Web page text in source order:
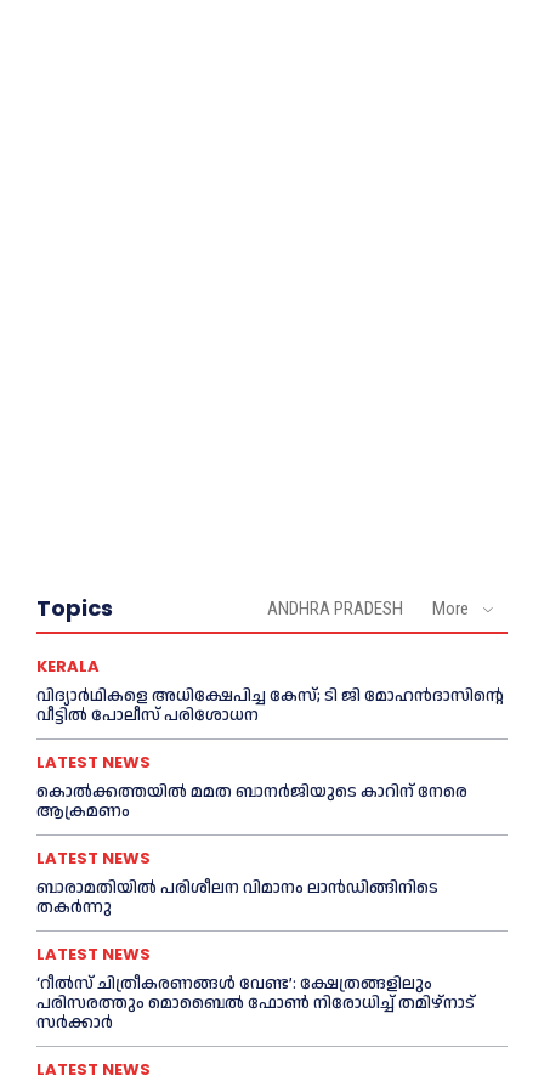
Topics ANDHRA PRADESH More
KERALA
വിദ്യാര്‍ഥികളെ അധിക്ഷേപിച്ച കേസ്; ടി ജി മോഹന്‍ദാസിന്റെ
വീട്ടില്‍ പോലീസ് പരിശോധന
LATEST NEWS
കൊല്‍ക്കത്തയില്‍ മമത ബാനര്‍ജിയുടെ കാറിന് നേരെ
ആക്രമണം
LATEST NEWS
ബാരാമതിയില്‍ പരിശീലന വിമാനം ലാന്‍ഡിങ്ങിനിടെ
തകര്‍ന്നു
LATEST NEWS
‘റീല്‍സ് ചിത്രീകരണങ്ങള്‍ വേണ്ട’: ക്ഷേത്രങ്ങളിലും
പരിസരത്തും മൊബൈല്‍ ഫോണ്‍ നിരോധിച്ച്‌ തമിഴ്നാട്
സര്‍ക്കാര്‍
LATEST NEWS